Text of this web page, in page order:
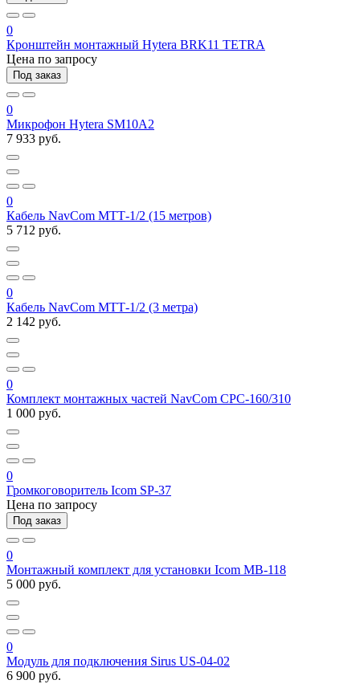
0
Кронштейн монтажный Hytera BRK11 TETRA
Цена по запросу
Под заказ
0
Микрофон Hytera SM10A2
7 933 руб.
0
Кабель NavCom МТТ-1/2 (15 метров)
5 712 руб.
0
Кабель NavCom МТТ-1/2 (3 метра)
2 142 руб.
0
Комплект монтажных частей NavCom СРС-160/310
1 000 руб.
0
Громкоговоритель Icom SP-37
Цена по запросу
Под заказ
0
Монтажный комплект для установки Icom MB-118
5 000 руб.
0
Модуль для подключения Sirus US-04-02
6 900 руб.